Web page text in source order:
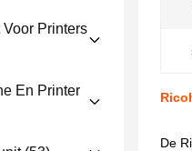
Printers
En Printer
De